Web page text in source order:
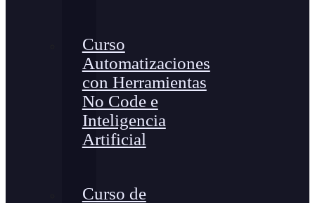
Curso
Automatizaciones
con Herramientas
No Code e
Inteligencia
Artificial
Curso de